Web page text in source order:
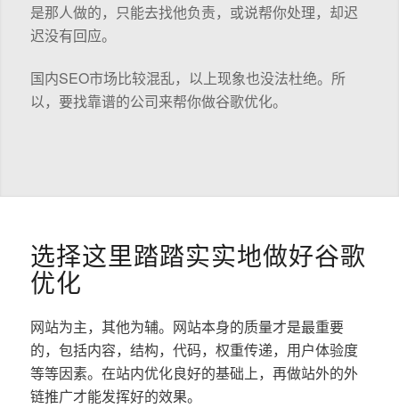
是那人做的，只能去找他负责，或说帮你处理，却迟
迟没有回应。
国内SEO市场比较混乱，以上现象也没法杜绝。所
以，要找靠谱的公司来帮你做谷歌优化。
选择这里踏踏实实地做好谷歌
优化
网站为主，其他为辅。网站本身的质量才是最重要
的，包括内容，结构，代码，权重传递，用户体验度
等等因素。在站内优化良好的基础上，再做站外的外
链推广才能发挥好的效果。